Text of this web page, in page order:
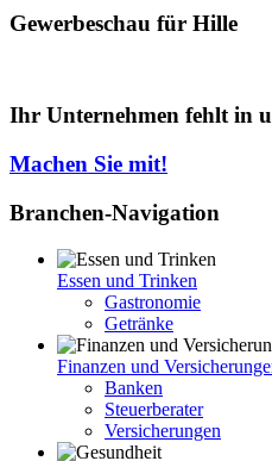
Gewerbeschau für Hille
Ihr Unternehmen fehlt in
Machen Sie mit!
Branchen-Navigation
Essen und Trinken
Gastronomie
Getränke
Finanzen und
Banken
Steuerberater
Versicherungen